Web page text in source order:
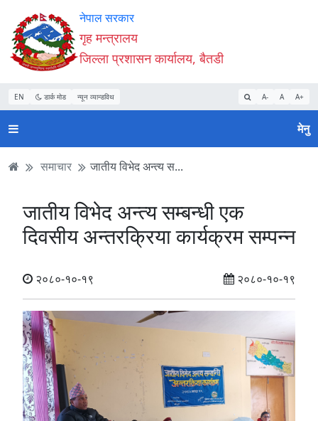
Accessibility
Mode
सुरु
गर्नुहोस्
सामाग्री
पढ्नुहाेस्
नेभिगेसन
पढ्नुहाेस्
वेबसाइट
खोजमा
जानुहोस्
नेपाल सरकार
गृह मन्त्रालय
जिल्ला प्रशासन कार्यालय, बैतडी
EN डार्क मोड न्यून व्यान्डविथ A- A A+
मेनु
समाचार जातीय विभेद अन्त्य स...
जातीय विभेद अन्त्य सम्बन्धी एक
दिवसीय अन्तरक्रिया कार्यक्रम सम्पन्न
२०८०-१०-१९ २०८०-१०-१९